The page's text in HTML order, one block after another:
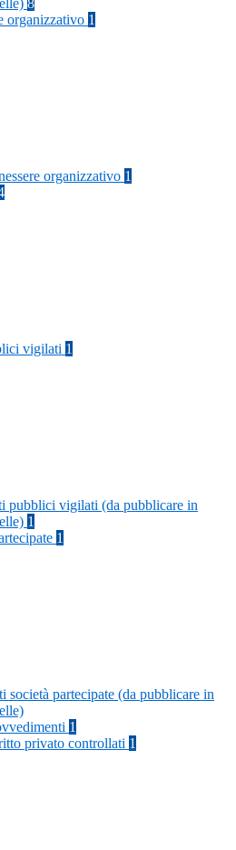
8
organizzativo 1
organizzativo 1
vigilati 1
pubblici vigilati (da pubblicare in
1
1
società partecipate (da pubblicare in
1
privato controllati 1